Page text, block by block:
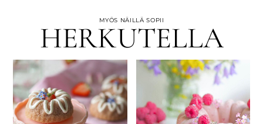
MYÖS NÄILLÄ SOPII
HERKUTELLA